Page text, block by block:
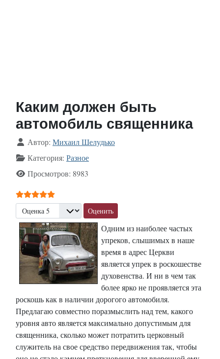
Каким должен быть
автомобиль священника
Информация о материале
Автор: Михаил Шелудько
Категория: Разное
Просмотров: 8983
Рейтинг:5/
Пожалуйста, оцените
Одним из наиболее частых
упреков, слышимых в наше
время в адрес Церкви
является упрек в роскошестве
духовенства. И ни в чем так
более ярко не проявляется эта
роскошь как в наличии дорогого автомобиля.
Предлагаю совместно поразмыслить над тем, какого
уровня авто является максимально допустимым для
священника, сколько может потратить церковный
служитель на свое средство передвижения так, чтобы